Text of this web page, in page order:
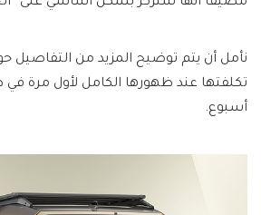
مضيفًا أنها ستركز بشكل أساسي على
نأمل أن يتم توضيح المزيد من التفاصيل
تكلفتها عند ظهورها الكامل لأول مرة
أسبوع.